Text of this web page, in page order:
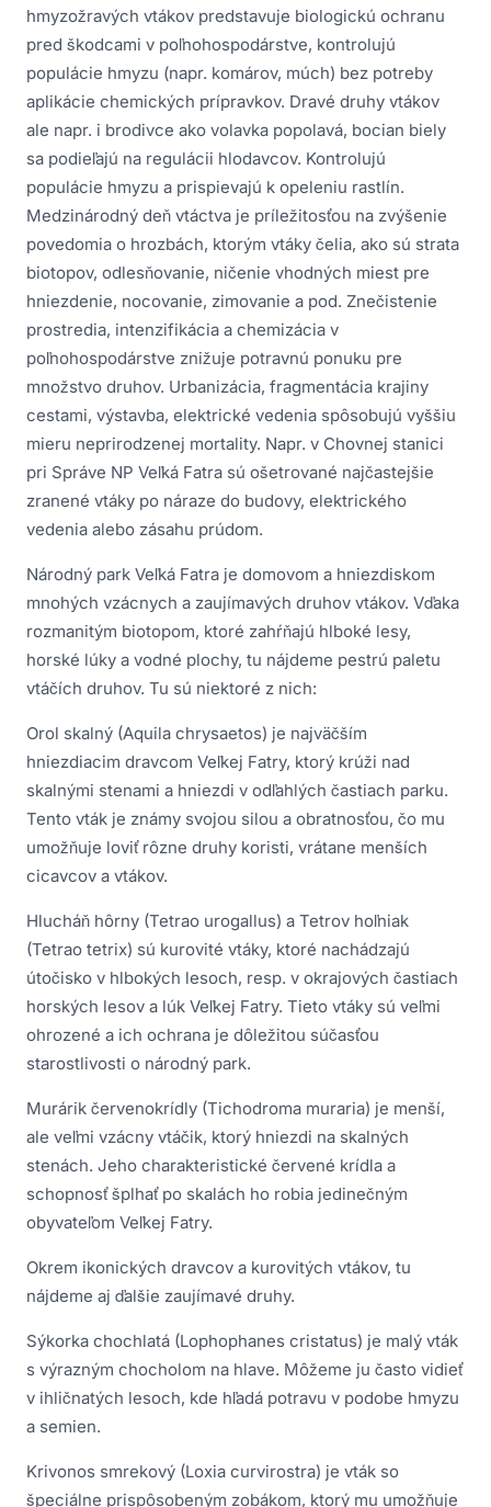
hmyzožravých vtákov predstavuje biologickú ochranu
pred škodcami v poľnohospodárstve, kontrolujú
populácie hmyzu (napr. komárov, múch) bez potreby
aplikácie chemických prípravkov. Dravé druhy vtákov
ale napr. i brodivce ako volavka popolavá, bocian biely
sa podieľajú na regulácii hlodavcov. Kontrolujú
populácie hmyzu a prispievajú k opeleniu rastlín.
Medzinárodný deň vtáctva je príležitosťou na zvýšenie
povedomia o hrozbách, ktorým vtáky čelia, ako sú strata
biotopov, odlesňovanie, ničenie vhodných miest pre
hniezdenie, nocovanie, zimovanie a pod. Znečistenie
prostredia, intenzifikácia a chemizácia v
poľnohospodárstve znižuje potravnú ponuku pre
množstvo druhov. Urbanizácia, fragmentácia krajiny
cestami, výstavba, elektrické vedenia spôsobujú vyššiu
mieru neprirodzenej mortality. Napr. v Chovnej stanici
pri Správe NP Veľká Fatra sú ošetrované najčastejšie
zranené vtáky po náraze do budovy, elektrického
vedenia alebo zásahu prúdom.
Národný park Veľká Fatra je domovom a hniezdiskom
mnohých vzácnych a zaujímavých druhov vtákov. Vďaka
rozmanitým biotopom, ktoré zahŕňajú hlboké lesy,
horské lúky a vodné plochy, tu nájdeme pestrú paletu
vtáčích druhov. Tu sú niektoré z nich:
Orol skalný (Aquila chrysaetos) je najväčším
hniezdiacim dravcom Veľkej Fatry, ktorý krúži nad
skalnými stenami a hniezdi v odľahlých častiach parku.
Tento vták je známy svojou silou a obratnosťou, čo mu
umožňuje loviť rôzne druhy koristi, vrátane menších
cicavcov a vtákov.
Hlucháň hôrny (Tetrao urogallus) a Tetrov hoľniak
(Tetrao tetrix) sú kurovité vtáky, ktoré nachádzajú
útočisko v hlbokých lesoch, resp. v okrajových častiach
horských lesov a lúk Veľkej Fatry. Tieto vtáky sú veľmi
ohrozené a ich ochrana je dôležitou súčasťou
starostlivosti o národný park.
Murárik červenokrídly (Tichodroma muraria) je menší,
ale veľmi vzácny vtáčik, ktorý hniezdi na skalných
stenách. Jeho charakteristické červené krídla a
schopnosť šplhať po skalách ho robia jedinečným
obyvateľom Veľkej Fatry.
Okrem ikonických dravcov a kurovitých vtákov, tu
nájdeme aj ďalšie zaujímavé druhy.
Sýkorka chochlatá (Lophophanes cristatus) je malý vták
s výrazným chocholom na hlave. Môžeme ju často vidieť
v ihličnatých lesoch, kde hľadá potravu v podobe hmyzu
a semien.
Krivonos smrekový (Loxia curvirostra) je vták so
špeciálne prispôsobeným zobákom, ktorý mu umožňuje